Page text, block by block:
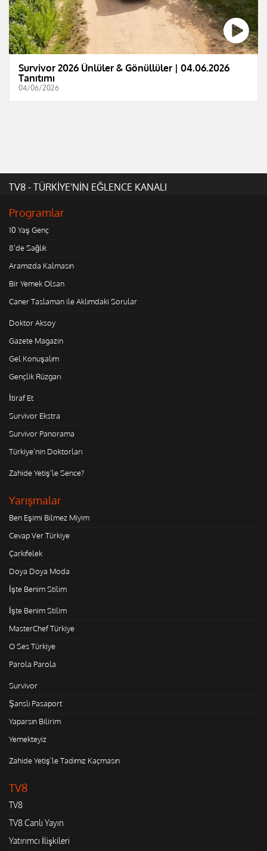
Survivor 2026 Ünlüler & Gönüllüler | 04.06.2026
Tanıtımı
04/06/2026
TV8 - TÜRKİYE'NİN EĞLENCE KANALI
Programlar
10 Yaş Genç
8'de Sağlık
Aramızda Kalmasın
Bir Yemek Olsan
Caner Taslaman ile Aklımdaki Sorular
Doktor Aksoy
Gazete Magazin
Gel Konuşalım
Gençlik Rüzgarı
İtiraf Et
Survivor Ekstra
Survivor Panorama
Türkiye'nin Doktorları
Zahide Yetiş'le Sence?
Yarışmalar
Ben Eşimi Bilmez Miyim
Cevap Ver Türkiye
Çarkıfelek
Doya Doya Moda
İşte Benim Stilim
İşte Benim Stilim
MasterChef Türkiye
O Ses Türkiye
Parola Parola
Survivor
Şanslı Pasaport
Yaparsın Bilirim
Yemekteyiz
Zahide Yetiş'le Tadımız Kaçmasın
TV8
TV8
TV8 Canlı Yayın
Yatırımcı İlişkileri